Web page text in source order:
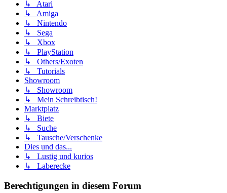
↳ Atari
↳ Amiga
↳ Nintendo
↳ Sega
↳ Xbox
↳ PlayStation
↳ Others/Exoten
↳ Tutorials
Showroom
↳ Showroom
↳ Mein Schreibtisch!
Marktplatz
↳ Biete
↳ Suche
↳ Tausche/Verschenke
Dies und das...
↳ Lustig und kurios
↳ Laberecke
Berechtigungen in diesem Forum